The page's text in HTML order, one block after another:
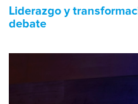
Liderazgo y
debate